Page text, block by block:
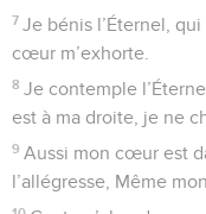
7 Je bénis l’Éternel,
cœur m’exhorte.
8 Je contemple
est à ma droite, je ne
9 Aussi mon cœur est
l’allégresse, Même